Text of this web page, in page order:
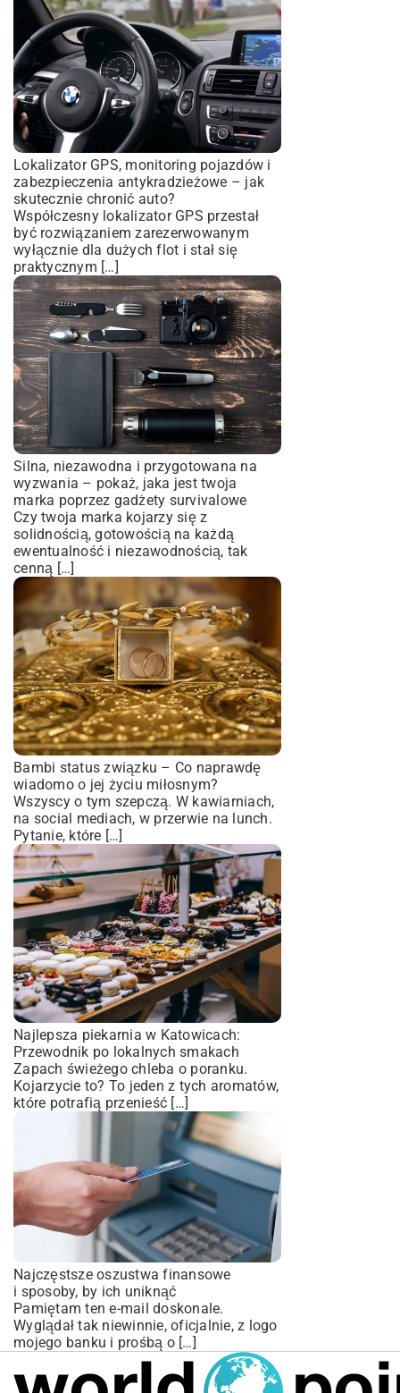
Lokalizator GPS, monitoring pojazdów i
zabezpieczenia antykradzieżowe – jak
skutecznie chronić auto?
Współczesny lokalizator GPS przestał
być rozwiązaniem zarezerwowanym
wyłącznie dla dużych flot i stał się
praktycznym […]
Silna, niezawodna i przygotowana na
wyzwania – pokaż, jaka jest twoja
marka poprzez gadżety survivalowe
Czy twoja marka kojarzy się z
solidnością, gotowością na każdą
ewentualność i niezawodnością, tak
cenną […]
Bambi status związku – Co naprawdę
wiadomo o jej życiu miłosnym?
Wszyscy o tym szepczą. W kawiarniach,
na social mediach, w przerwie na lunch.
Pytanie, które […]
Najlepsza piekarnia w Katowicach:
Przewodnik po lokalnych smakach
Zapach świeżego chleba o poranku.
Kojarzycie to? To jeden z tych aromatów,
które potrafią przenieść […]
Najczęstsze oszustwa finansowe
i sposoby, by ich uniknąć
Pamiętam ten e-mail doskonale.
Wyglądał tak niewinnie, oficjalnie, z logo
mojego banku i prośbą o […]